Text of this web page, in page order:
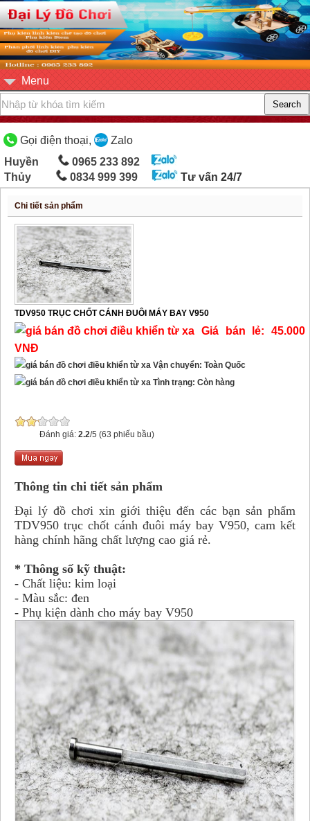
Menu
Gọi điện thoại,
Zalo
Huyền
0965 233 892
Thủy
0834 999 399 Tư vấn 24/7
Chi tiết sản phẩm
TDV950 TRỤC CHỐT CÁNH ĐUÔI MÁY BAY V950
Giá bán lẻ: 45.000
VNĐ
Vận chuyển: Toàn Quốc
Tình trạng: Còn hàng
Đánh giá: 2.2/5 (63 phiếu bầu)
Thông tin chi tiết sản phẩm
Đại lý đồ chơi xin giới thiệu đến các bạn sản phẩm
TDV950 trục chốt cánh đuôi máy bay V950, cam kết
hàng chính hãng chất lượng cao giá rẻ.
* Thông số kỹ thuật:
- Chất liệu: kim loại
- Màu sắc: đen
- Phụ kiện dành cho máy bay V950